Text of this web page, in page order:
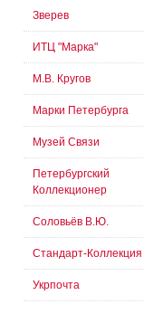
Зверев
ИТЦ "Марка"
М.В. Кругов
Марки Петербурга
Музей Связи
Петербургский
Коллекционер
Соловьёв В.Ю.
Стандарт-Коллекция
Укрпочта